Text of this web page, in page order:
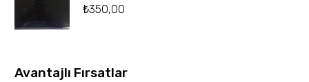
₺350,00
Avantajlı Fırsatlar